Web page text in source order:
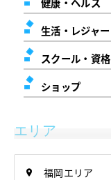
生活・レジャー
スクール・資格
ショップ
エリア
福岡エリア